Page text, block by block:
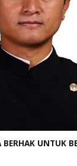
BERHAK UNTUK